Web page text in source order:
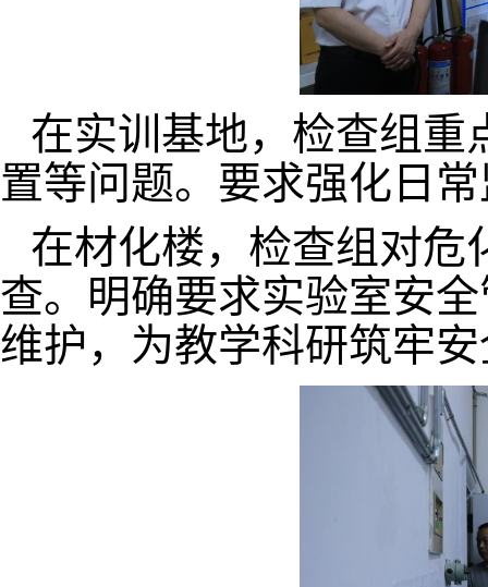
在实训基地，检查组重
置等问题。要求强化日
在材化楼，检查组对危
查。明确要求实验室安
维护，为教学科研筑牢